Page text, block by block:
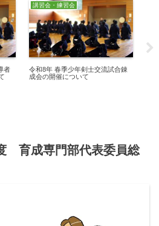
者
講習会・練習会
令和8年 春季少年剣士交流試合錬
成会の開催について
育成専門部代表委員総